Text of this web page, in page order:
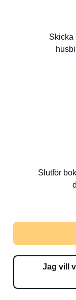
Skicka
Slutför
Jag vill